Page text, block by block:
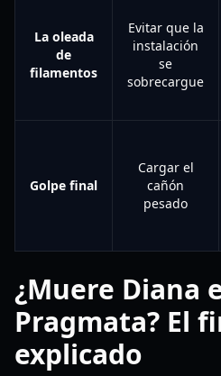
La oleada
de
filamentos
Evitar que la
instalación
se
sobrecargue
Golpe final
Cargar el
cañón
pesado
¿Muere Diana
Pragmata? El
explicado